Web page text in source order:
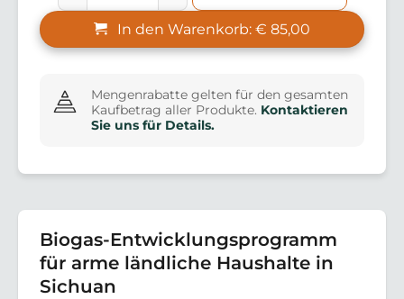
In den Warenkorb: € 85,00
Mengenrabatte gelten für den gesamten
Kaufbetrag aller Produkte. Kontaktieren
Sie uns für Details.
Biogas-Entwicklungsprogramm
für arme ländliche Haushalte in
Sichuan